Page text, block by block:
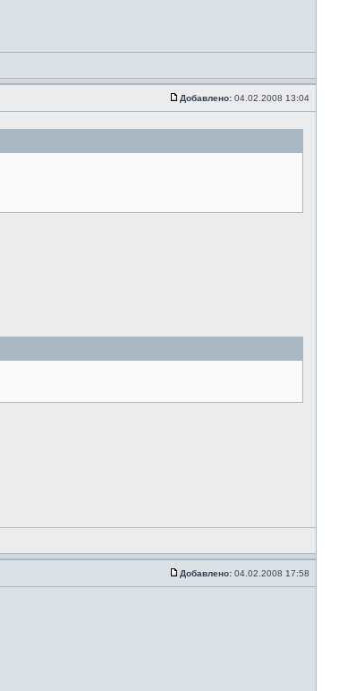
Добавлено: 04.02.2008 13:04
Добавлено: 04.02.2008 17:58